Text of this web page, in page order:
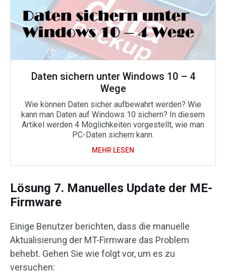
Daten sichern unter Windows 10 – 4
Wege
Wie können Daten sicher aufbewahrt werden? Wie
kann man Daten auf Windows 10 sichern? In diesem
Artikel werden 4 Möglichkeiten vorgestellt, wie man
PC-Daten sichern kann.
MEHR LESEN
Lösung 7. Manuelles Update der ME-
Firmware
Einige Benutzer berichten, dass die manuelle
Aktualisierung der MT-Firmware das Problem
behebt. Gehen Sie wie folgt vor, um es zu
versuchen: